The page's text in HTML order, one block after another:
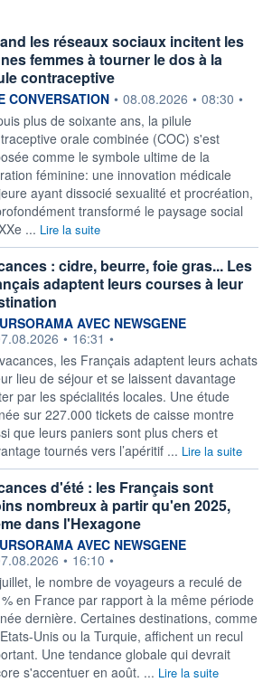
les réseaux sociaux incitent les
femmes à tourner le dos à la
contraceptive
fournie par
CONVERSATION • 08.08.2026 • 08:30 •
plus de soixante ans, la pilule
orale combinée (COC) s'est
comme le symbole ultime de la
féminine: une innovation médicale
ayant dissocié sexualité et procréation,
transformé le paysage social
... Lire la suite
: cidre, beurre, foie gras... Les
adaptent leurs courses à leur
fournie par
AVEC NEWSGENE
• 16:31 •
les Français adaptent leurs achats
lieu de séjour et se laissent davantage
par les spécialités locales. Une étude
sur 227.000 tickets de caisse montre
que leurs paniers sont plus chers et
tournés vers l’apéritif ... Lire la suite
d'été : les Français sont
nombreux à partir qu'en 2025,
dans l'Hexagone
fournie par
AVEC NEWSGENE
• 16:10 •
le nombre de voyageurs a reculé de
en France par rapport à la même période
dernière. Certaines destinations, comme
Unis ou la Turquie, affichent un recul
Une tendance globale qui devrait
s'accentuer en août. ... Lire la suite